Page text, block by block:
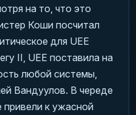
на то, что это
Коши посчитал
для UEE
II, UEE поставила на
любой системы,
Вандуулов. В череде
к ужасной